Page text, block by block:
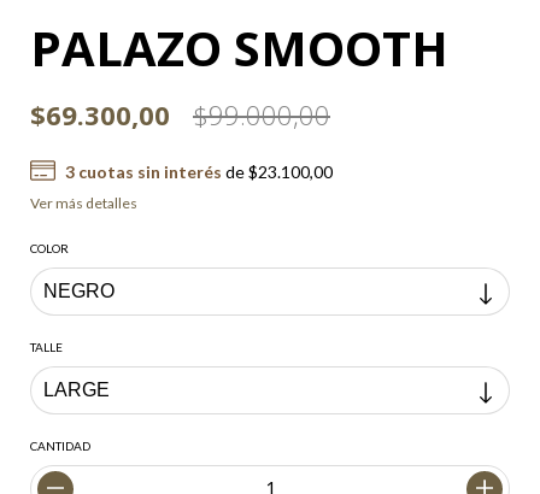
PALAZO SMOOTH
$69.300,00 $99.000,00
3cuotas sin interés de$23.100,00
Ver más detalles
COLOR
TALLE
CANTIDAD